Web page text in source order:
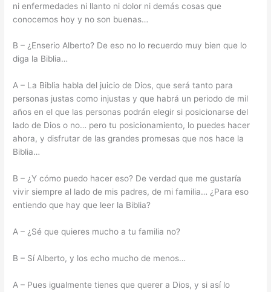
ni enfermedades ni llanto ni dolor ni demás cosas que
conocemos hoy y no son buenas…
B – ¿Enserio Alberto? De eso no lo recuerdo muy bien que lo
diga la Biblia…
A – La Biblia habla del juicio de Dios, que será tanto para
personas justas como injustas y que habrá un periodo de mil
años en el que las personas podrán elegir si posicionarse del
lado de Dios o no… pero tu posicionamiento, lo puedes hacer
ahora, y disfrutar de las grandes promesas que nos hace la
Biblia…
B – ¿Y cómo puedo hacer eso? De verdad que me gustaría
vivir siempre al lado de mis padres, de mi familia… ¿Para eso
entiendo que hay que leer la Biblia?
A – ¿Sé que quieres mucho a tu familia no?
B – Sí Alberto, y los echo mucho de menos…
A – Pues igualmente tienes que querer a Dios, y si así lo